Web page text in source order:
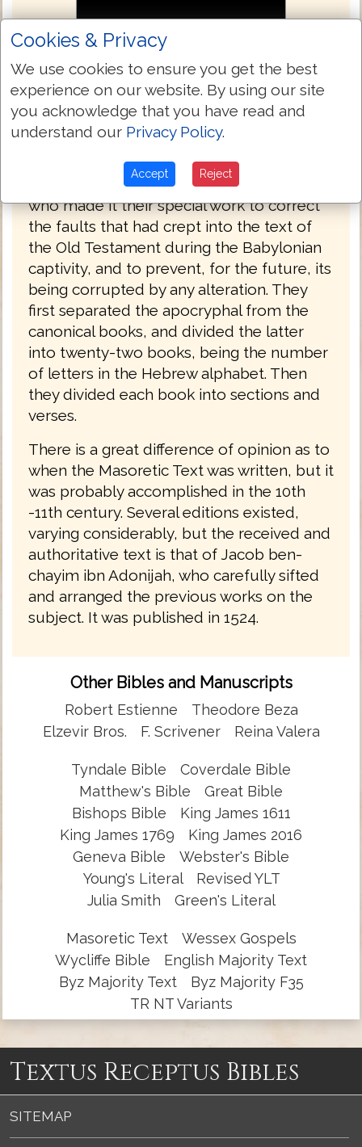
Masoretic Text 1524
The Hebrew text of the Old Testament is
called the Masoretic Text because in its
present form it is based upon the Masora
—the Hebrew, textual tradition of the
Jewish scholars known as the Masoretes
(or Masorites). The Masoretes were rabbis
who made it their special work to correct
the faults that had crept into the text of
the Old Testament during the Babylonian
captivity, and to prevent, for the future, its
being corrupted by any alteration. They
first separated the apocryphal from the
canonical books, and divided the latter
into twenty-two books, being the number
of letters in the Hebrew alphabet. Then
they divided each book into sections and
verses.
There is a great difference of opinion as to
when the Masoretic Text was written, but it
was probably accomplished in the 10th
-11th century. Several editions existed,
varying considerably, but the received and
authoritative text is that of Jacob ben-
chayim ibn Adonijah, who carefully sifted
and arranged the previous works on the
subject. It was published in 1524.
Other Bibles and Manuscripts
Robert Estienne
Theodore Beza
Elzevir Bros.
F. Scrivener Reina Valera
Tyndale Bible
Coverdale Bible
Matthew's Bible
Great Bible
Bishops Bible
King James 1611
King James 1769
King James 2016
Geneva Bible
Webster's Bible
Young's Literal
Revised YLT
Julia Smith
Green's Literal
Masoretic Text
Wessex Gospels
Wycliffe Bible
English Majority Text
Byz Majority Text
Byz Majority F35
TR NT Variants
Textus Receptus Bibles
SITEMAP
Cookies & Privacy
We use cookies to ensure you get the best
experience on our website. By using our site
you acknowledge that you have read and
understand our Privacy Policy.
Accept Reject